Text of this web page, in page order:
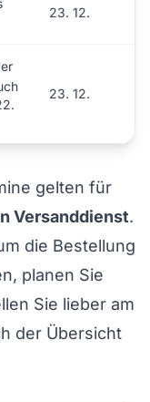
23. 12.
23. 12.
gelten für
Versanddienst.
die Bestellung
planen Sie
Sie lieber am
der Übersicht